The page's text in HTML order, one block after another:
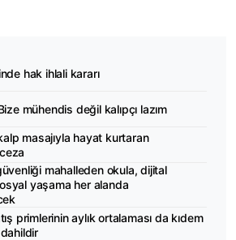
hak ihlali kararı
mühendis değil kalıpçı lazım
masajıyla hayat kurtaran
mahalleden okula, dijital
yaşama her alanda
primlerinin aylık ortalaması da kıdem